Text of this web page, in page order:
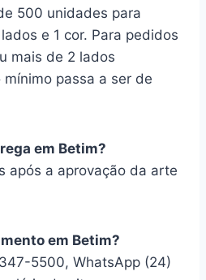
500 unidades para
e 1 cor. Para pedidos
mais de 2 lados
passa a ser de
em Betim?
após a aprovação da arte
em Betim?
5500, WhatsApp (24)